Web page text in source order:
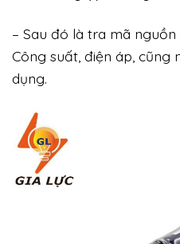
– Sau đó là tra mã
Công suất, điện áp, cũng
dụng.